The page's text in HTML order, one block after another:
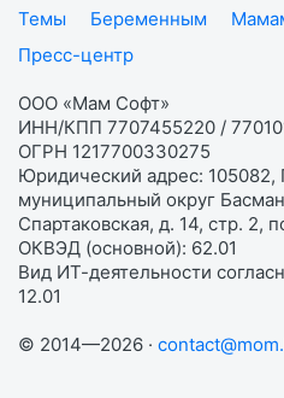
Темы
Беременным
Пресс-центр
ООО «Мам Софт»
ИНН/КПП 7707455220 /
ОГРН 1217700330275
Юридический адрес: 105082,
муниципальный округ
Спартаковская, д. 14, стр. 2,
ОКВЭД (основной): 62.01
Вид ИТ-деятельности
12.01
© 2014—2026 ·